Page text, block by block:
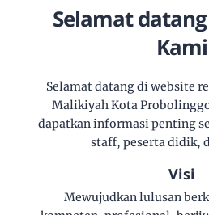
Selamat
Kami
Selamat datang di website
Malikiyah Kota
dapatkan informasi penting
staff, peserta didik,
Visi
Mewujudkan lulusan